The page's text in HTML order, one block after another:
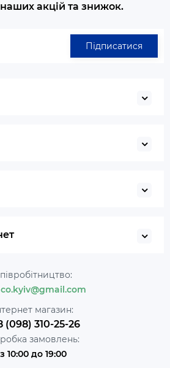
наших акцій та знижок.
Підписатися
магазин:
(098) 310-25-26
замовлень:
з 10:00 до 19:00